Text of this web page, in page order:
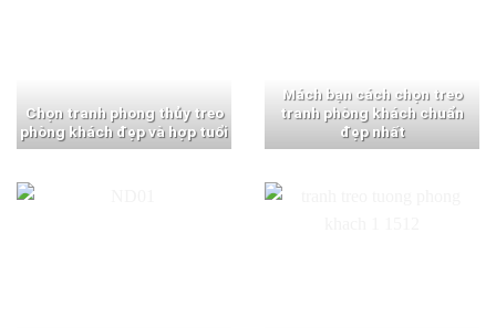
Chọn tranh phong thủy treo
phòng khách đẹp và hợp tuổi
Mách bạn cách chọn treo
tranh phòng khách chuẩn
đẹp nhất